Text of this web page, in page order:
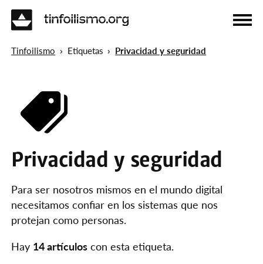
SECCIONES
GUÍAS (10)
REGULACIÓN (2)
ETIQUETAS
MÁS
CONOCE EL PROYECTO
CRONOLOGÍA
Tinfoilismo Etiquetas Privacidad y seguridad
Privacidad y seguridad
Para ser nosotros mismos en el mundo digital
necesitamos confiar en los sistemas que nos
protejan como personas.
Hay 14 artículos con esta etiqueta.